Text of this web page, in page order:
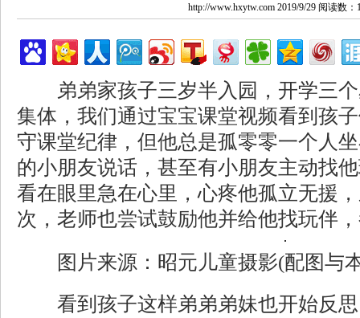
http://www.hxytw.com 2019/9/29 阅读数：
弟弟家孩子三岁半入园，开学三个
集体，我们通过宝宝课堂视频看到孩
守课堂纪律，但他总是孤零零一个人
的小朋友说话，甚至有小朋友主动找
看在眼里急在心里，心疼他孤立无援
次，老师也尝试鼓励他并给他找玩伴
图片来源：昭元儿童摄影(配图与
看到孩子这样弟弟弟妹也开始反思